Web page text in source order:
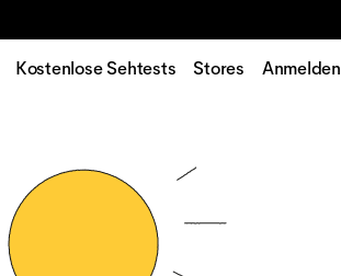
Kostenlose Sehtests Stores Anmelden